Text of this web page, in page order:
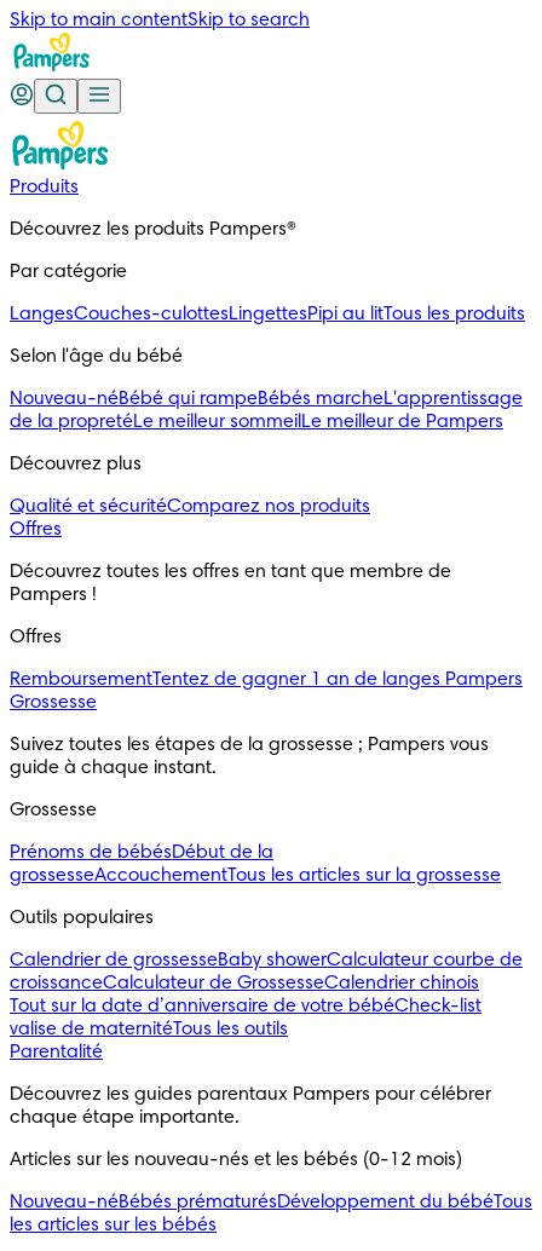
Skip to main contentSkip to search
Produits
Découvrez les produits Pampers®
Par catégorie
LangesCouches-culottesLingettesPipi au litTous les produits
Selon l'âge du bébé
Nouveau-néBébé qui rampeBébés marcheL'apprentissage
de la propretéLe meilleur sommeil Le meilleur de Pampers
Découvrez plus
Qualité et sécuritéComparez nos produits
Offres
Découvrez toutes les offres en tant que membre de
Pampers !
Offres
RemboursementTentez de gagner 1 an de langes Pampers
Grossesse
Suivez toutes les étapes de la grossesse ; Pampers vous
guide à chaque instant.
Grossesse
Prénoms de bébésDébut de la
grossesseAccouchementTous les articles sur la grossesse
Outils populaires
Calendrier de grossesseBaby showerCalculateur courbe de
croissanceCalculateur de GrossesseCalendrier chinois
Tout sur la date d’anniversaire de votre bébéCheck-list
valise de maternitéTous les outils
Parentalité
Découvrez les guides parentaux Pampers pour célébrer
chaque étape importante.
Articles sur les nouveau-nés et les bébés (0-12 mois)
Nouveau-néBébés prématurésDéveloppement du bébéTous
les articles sur les bébés